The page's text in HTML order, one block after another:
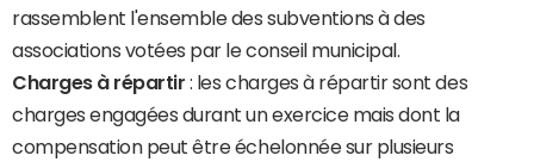
rassemblent l'ensemble des subventions à des
associations votées par le conseil municipal.
Charges à répartir : les charges à répartir sont des
charges engagées durant un exercice mais dont la
compensation peut être échelonnée sur plusieurs